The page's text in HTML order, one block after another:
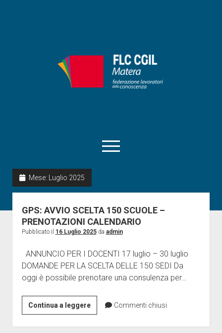
apri
menu
facebook
RSU
Giornalini
Contratti
apri
menu
a
Ricerca
Galleria
Vertenze
ISCRIZIONE
Mese: Luglio 2025
GPS: AVVIO SCELTA 150 SCUOLE –
PRENOTAZIONI CALENDARIO
Pubblicato il 16 Luglio 2025da admin
ANNUNCIO PER I DOCENTI 17 luglio – 30 luglio
DOMANDE PER LA SCELTA DELLE 150 SEDI Da
oggi è possibile prenotare una consulenza per…
Continua a leggereGPS:
AVVIO
SCELTA
Commenti chiusi